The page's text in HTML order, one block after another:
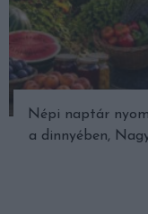
Népi naptár
a dinnyében,